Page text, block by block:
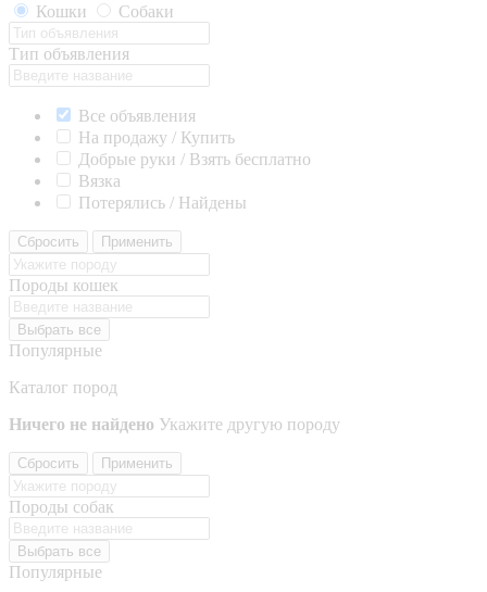
Кошки
Собаки
Тип объявления
Все объявления
На продажу / Купить
Добрые руки / Взять бесплатно
Вязка
Потерялись / Найдены
Сбросить Применить
Породы кошек
Выбрать все
Популярные
Каталог пород
Ничего не найдено Укажите другую породу
Сбросить Применить
Породы собак
Выбрать все
Популярные